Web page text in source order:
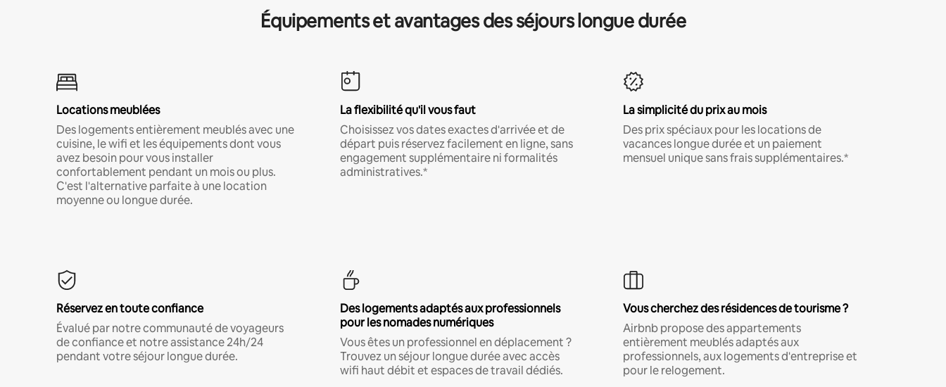
Équipements et avantages des séjours longue durée
Locations meublées
Des logements entièrement meublés avec une
cuisine, le wifi et les équipements dont vous
avez besoin pour vous installer
confortablement pendant un mois ou plus.
C'est l'alternative parfaite à une location
moyenne ou longue durée.
La flexibilité qu'il vous faut
Choisissez vos dates exactes d'arrivée et de
départ puis réservez facilement en ligne, sans
engagement supplémentaire ni formalités
administratives.*
La simplicité du prix au mois
Des prix spéciaux pour les locations de
vacances longue durée et un paiement
mensuel unique sans frais supplémentaires.*
Réservez en toute confiance
Évalué par notre communauté de voyageurs
de confiance et notre assistance 24h/24
pendant votre séjour longue durée.
Des logements adaptés aux professionnels
pour les nomades numériques
Vous êtes un professionnel en déplacement ?
Trouvez un séjour longue durée avec accès
wifi haut débit et espaces de travail dédiés.
Vous cherchez des résidences de tourisme ?
Airbnb propose des appartements
entièrement meublés adaptés aux
professionnels, aux logements d'entreprise et
pour le relogement.